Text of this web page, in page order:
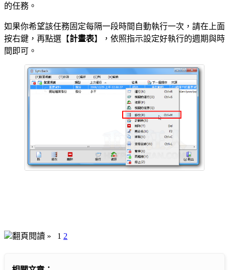
的任務。
如果你希望該任務固定每隔一段時間自動執行一次，請在上面
按右鍵，再點選【計畫表】，依照指示設定好執行的週期與時
間即可。
翻頁閱讀 » 1 2